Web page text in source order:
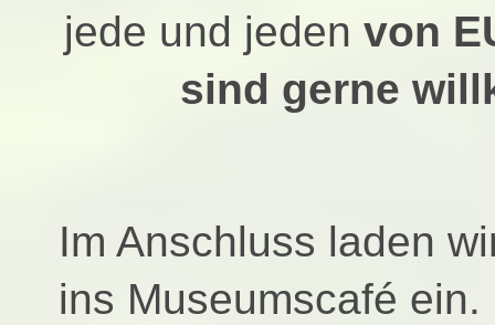
jede und jeden von
sind gerne
Im Anschluss laden
ins Museumscafé ein.